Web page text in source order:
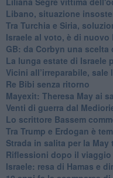
Libano, situazione
Tra Turchia e Siria,
Israele al voto, è di nuovo
GB: da Corbyn una
La lunga estate di Israele
Vicini all’irreparabile,
Re Bibi senza ritorno
Mayexit: Theresa May ai
Venti di guerra dal
Lo scrittore Bassem
Tra Trump e Erdogan è
Strada in salita per la
Riflessioni dopo il
Israele: resa di Hamas e